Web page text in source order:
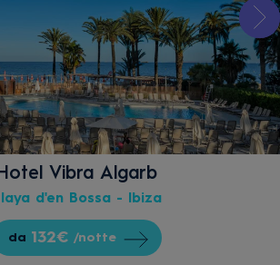
Hotel Vibra Algarb
d'en Bossa - Ibiza
da 132€ /notte